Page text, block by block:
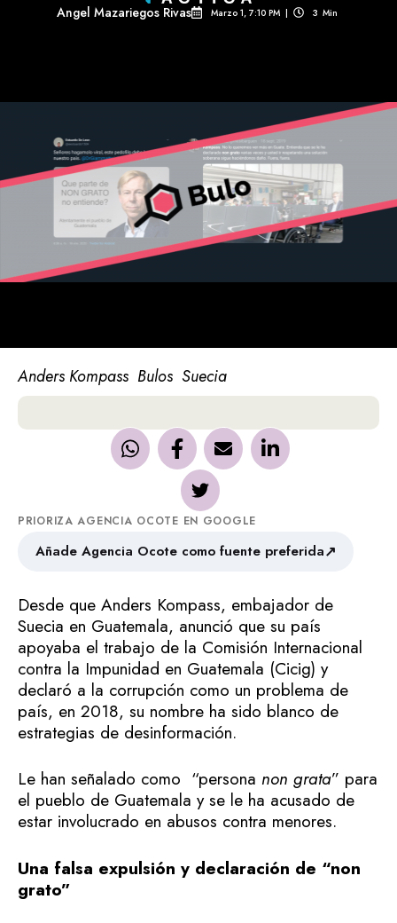
Angel Mazariegos Rivas Marzo 1, 7:10 PM | 3 Min
Anders Kompass Bulos Suecia
PRIORIZA AGENCIA OCOTE EN GOOGLE
Añade Agencia Ocote como fuente preferida↗
Desde que Anders Kompass, embajador de
Suecia en Guatemala, anunció que su país
apoyaba el trabajo de la Comisión Internacional
contra la Impunidad en Guatemala (Cicig) y
declaró a la corrupción como un problema de
país, en 2018, su nombre ha sido blanco de
estrategias de desinformación.
Le han señalado como “persona non grata” para
el pueblo de Guatemala y se le ha acusado de
estar involucrado en abusos contra menores.
Una falsa expulsión y declaración de “non
grato”